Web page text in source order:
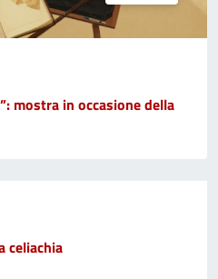
mostra in occasione della
celiachia